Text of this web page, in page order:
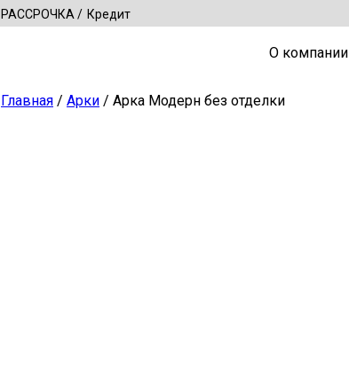
РАССРОЧКА Кредит
О компании
Главная / Арки / Арка Модерн без отделки